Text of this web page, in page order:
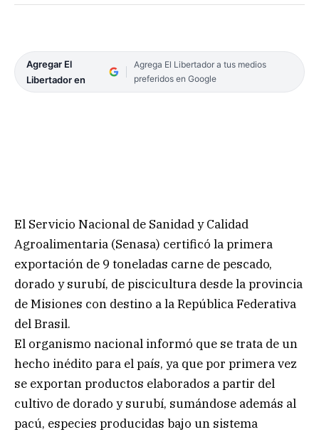
Agregar El
Libertador en
Agrega El Libertador a tus medios
preferidos en Google
El Servicio Nacional de Sanidad y Calidad
Agroalimentaria (Senasa) certificó la primera
exportación de 9 toneladas carne de pescado,
dorado y surubí, de piscicultura desde la provincia
de Misiones con destino a la República Federativa
del Brasil.
El organismo nacional informó que se trata de un
hecho inédito para el país, ya que por primera vez
se exportan productos elaborados a partir del
cultivo de dorado y surubí, sumándose además al
pacú, especies producidas bajo un sistema